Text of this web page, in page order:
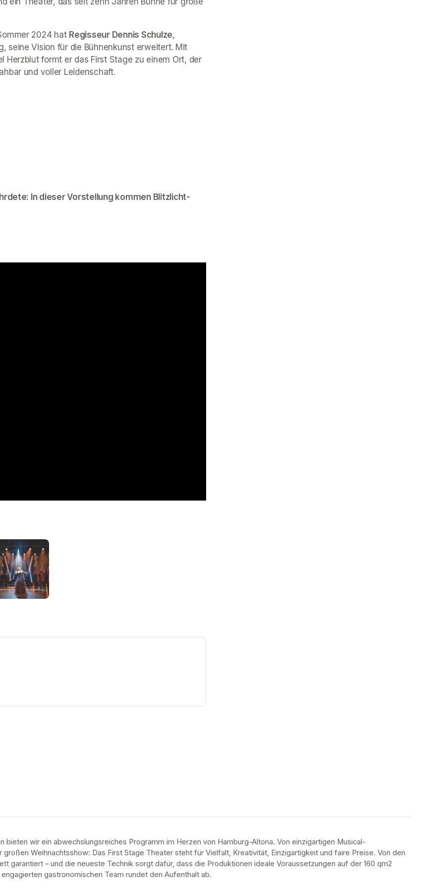
2024 hat Regisseur Dennis Schulze,
seine Vision für die Bühnenkunst erweitert. Mit
formt er das First Stage zu einem Ort, der
und voller Leidenschaft.
In dieser Vorstellung kommen Blitzlicht-
bieten wir ein abwechslungsreiches Programm im Herzen von Hamburg-Altona. Von einzigartigen Musical-
Weihnachtsshow: Das First Stage Theater steht für Vielfalt, Kreativität, Einzigartigkeit und faire Preise. Von den
garantiert – und die neueste Technik sorgt dafür, dass die Produktionen ideale Voraussetzungen auf der 160 qm2
gastronomischen Team rundet den Aufenthalt ab.